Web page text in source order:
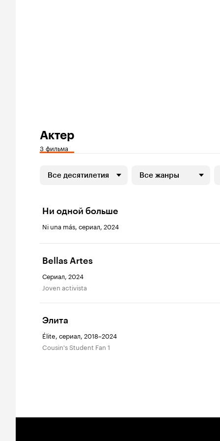
Актер
3 фильма
Все десятилетия Все жанры
Ни одной больше
Ni una más, сериал, 2024
Bellas Artes
Сериал, 2024
Joven activista
Элита
Élite, сериал, 2018–2024
Cousin's Student Fan 1